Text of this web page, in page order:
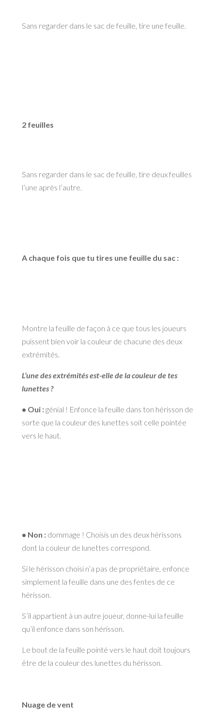
Sans regarder dans le sac de feuille, tire une feuille.
2 feuilles
Sans regarder dans le sac de feuille, tire deux feuilles
l’une après l’autre.
A chaque fois que tu tires une feuille du sac :
Montre la feuille de façon à ce que tous les joueurs
puissent bien voir la couleur de chacune des deux
extrémités.
L’une des extrémités est-elle de la couleur de tes
lunettes ?
• Oui :génial ! Enfonce la feuille dans ton hérisson de
sorte que la couleur des lunettes soit celle pointée
vers le haut.
• Non :dommage ! Choisis un des deux hérissons
dont la couleur de lunettes correspond.
Si le hérisson choisi n’a pas de propriétaire, enfonce
simplement la feuille dans une des fentes de ce
hérisson.
S’il appartient à un autre joueur, donne-lui la feuille
qu’il enfonce dans son hérisson.
Le bout de la feuille pointé vers le haut doit toujours
être de la couleur des lunettes du hérisson.
Nuage de vent